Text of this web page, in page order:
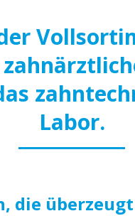
Labor.
die überzeugt